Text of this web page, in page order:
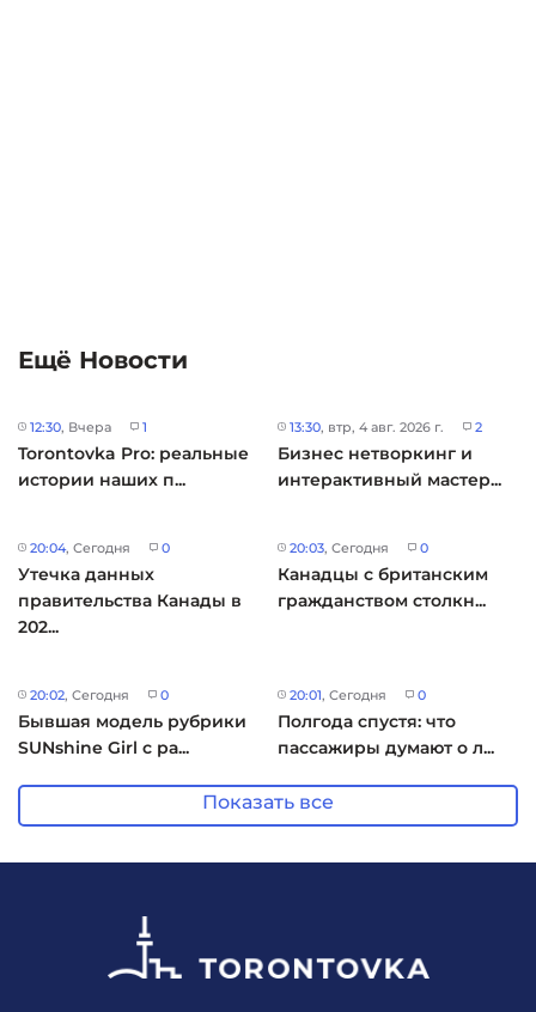
Ещё Новости
12:30, Вчера 1
Torontovka Pro: реальные
истории наших п...
13:30, втр, 4 авг. 2026 г. 2
Бизнес нетворкинг и
интерактивный мастер...
20:04, Сегодня 0
Утечка данных
правительства Канады в
202...
20:03, Сегодня 0
Канадцы с британским
гражданством столкн...
20:02, Сегодня 0
Бывшая модель рубрики
SUNshine Girl с ра...
20:01, Сегодня 0
Полгода спустя: что
пассажиры думают о л...
Показать все